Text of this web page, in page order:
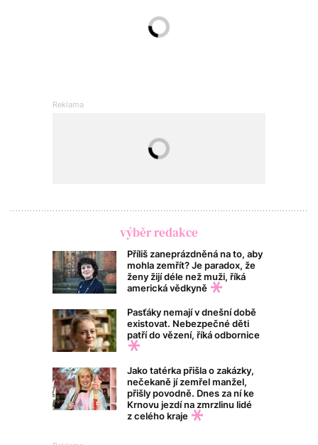
výběr redakce
Příliš zaneprázdněná na to, aby
mohla zemřít? Je paradox, že
ženy žijí déle než muži, říká
americká vědkyně
Pasťáky nemají v dnešní době
existovat. Nebezpečné děti
patří do vězení, říká odbornice
Jako tatérka přišla o zakázky,
nečekaně jí zemřel manžel,
přišly povodně. Dnes za ní ke
Krnovu jezdí na zmrzlinu lidé
z celého kraje